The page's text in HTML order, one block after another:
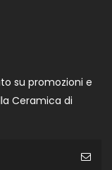
su promozioni e
Ceramica di